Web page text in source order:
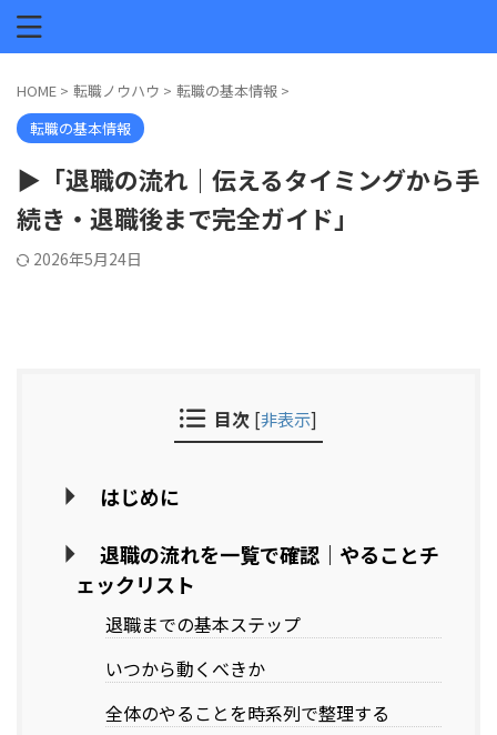
HOME > 転職ノウハウ > 転職の基本情報 >
転職の基本情報
▶「退職の流れ｜伝えるタイミングから手
続き・退職後まで完全ガイド」
2026年5月24日
目次 [非表示]
はじめに
退職の流れを一覧で確認｜やることチ
ェックリスト
退職までの基本ステップ
いつから動くべきか
全体のやることを時系列で整理する